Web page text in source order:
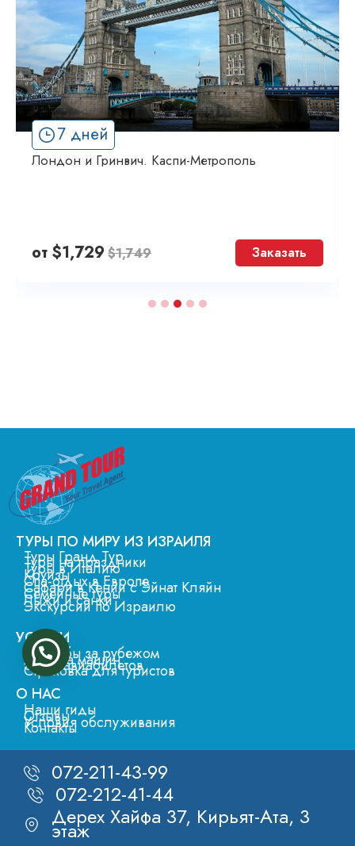
7 дней
Лондон и Гринвич. Каспи-Метрополь
от $1,729 $1,749 Заказать
ТУРЫ ПО МИРУ ИЗ ИЗРАИЛЯ
Туры Гранд Тур
Туры на праздники
Туры в Италию
Круизы
Спа-отдых в Европе
Сафари в Кении с Эйнат Кляйн
Семейные туры
Лыжи и санки
Экскурсии по Израилю
УСЛУГИ
Свадьбы за рубежом
Аренда машин
Заказ авиабилетов
Страховка для туристов
О НАС
Наши гиды
Отзывы
Условия обслуживания
Контакты
072-211-43-99
072-212-41-44
Дерех Хайфа 37, Кирьят-Ата, 3
этаж